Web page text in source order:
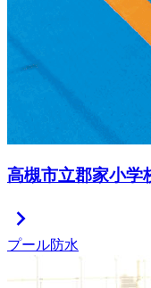
高槻市立郡家小学
chevron_right
プール防水